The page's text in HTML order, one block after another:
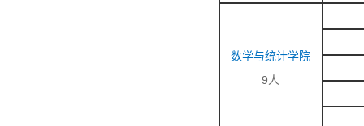
数学与统计学院
9人